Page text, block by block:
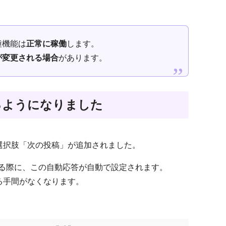
能は正常に稼働します。
更される場合があります。
うになりました
肢「次の投稿」が追加されました。
に、この自動応答が自動で設定されます。
間がなくなります。